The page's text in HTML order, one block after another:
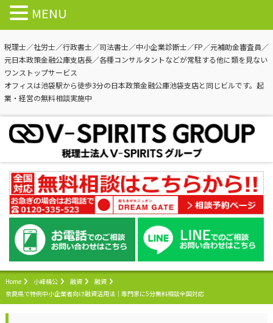
税理士／社労士／行政書士／司法書士／中小企業診断士／FP／元補助金審査員／
元日本政策金融公庫支店長／各種コンサルタントなどが常駐する他に類を見ない
ワンストップサービス
オフィスは池袋駅から徒歩3分の日本政策金融公庫池袋支店と同じビルです。起
業・経営の無料相談実施中
Home 小峰精公 融資
融資
奈良県で特例中小企業者向け融資活用法｜専門家に5分無料相談全国対応
MENU